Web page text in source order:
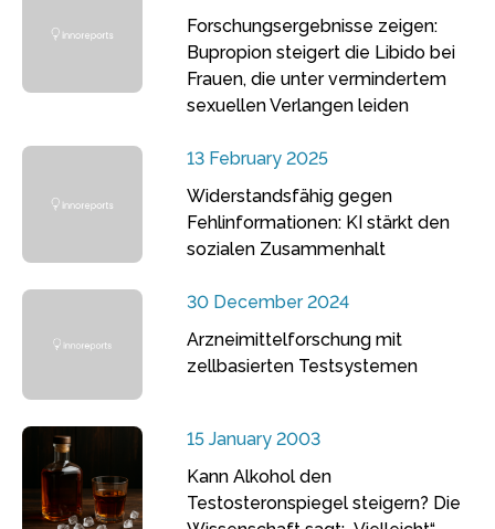
Forschungsergebnisse zeigen:
Bupropion steigert die Libido bei
Frauen, die unter vermindertem
sexuellen Verlangen leiden
13 February 2025
Widerstandsfähig gegen
Fehlinformationen: KI stärkt den
sozialen Zusammenhalt
30 December 2024
Arzneimittelforschung mit
zellbasierten Testsystemen
15 January 2003
Kann Alkohol den
Testosteronspiegel steigern? Die